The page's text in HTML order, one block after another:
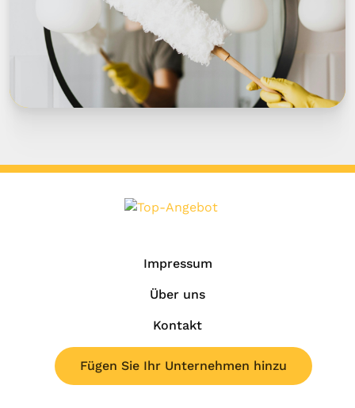
Impressum
Über uns
Kontakt
Fügen Sie Ihr Unternehmen hinzu